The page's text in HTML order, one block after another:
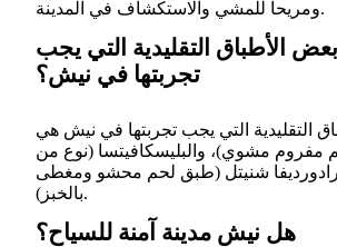
ومريحاً للمشي والاستكشاف في المدينة.
الأطباق التقليدية التي يجب
تجربتها في نيش؟
التقليدية التي يجب تجربتها في نيش هي
مفروم مشوي)، والبليسكافيتسا (نوع من
شنيتل (طبق لحم محشو ومغطى
بالخبز).
هل نيش مدينة آمنة للسياح؟